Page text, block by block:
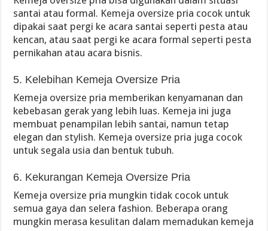
santai atau formal. Kemeja oversize pria cocok untuk
dipakai saat pergi ke acara santai seperti pesta atau
kencan, atau saat pergi ke acara formal seperti pesta
pernikahan atau acara bisnis.
5. Kelebihan Kemeja Oversize Pria
Kemeja oversize pria memberikan kenyamanan dan
kebebasan gerak yang lebih luas. Kemeja ini juga
membuat penampilan lebih santai, namun tetap
elegan dan stylish. Kemeja oversize pria juga cocok
untuk segala usia dan bentuk tubuh.
6. Kekurangan Kemeja Oversize Pria
Kemeja oversize pria mungkin tidak cocok untuk
semua gaya dan selera fashion. Beberapa orang
mungkin merasa kesulitan dalam memadukan kemeja